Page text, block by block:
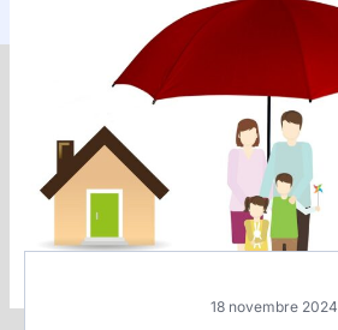
18 novembre 2024